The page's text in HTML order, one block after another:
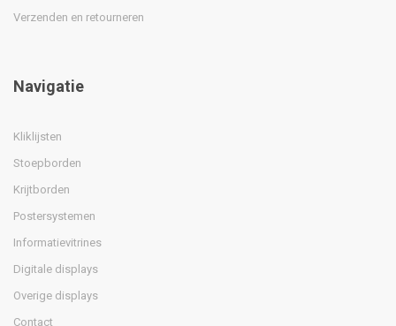
Verzenden en retourneren
Navigatie
Kliklijsten
Stoepborden
Krijtborden
Postersystemen
Informatievitrines
Digitale displays
Overige displays
Contact